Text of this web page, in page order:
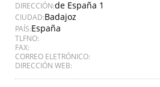
DIRECCIÓN:de España 1
CIUDAD:Badajoz
PAÍS:España
TLFNO:
FAX:
CORREO ELETRÓNICO:
DIRECCIÓN WEB: